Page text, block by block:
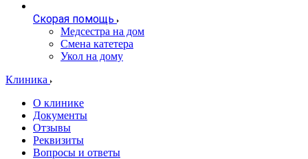
Скорая помощь
Медсестра на дом
Смена катетера
Укол на дому
Клиника
О клинике
Документы
Отзывы
Реквизиты
Вопросы и ответы